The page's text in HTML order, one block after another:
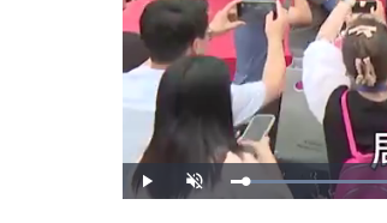
P
l
U
n
L
o